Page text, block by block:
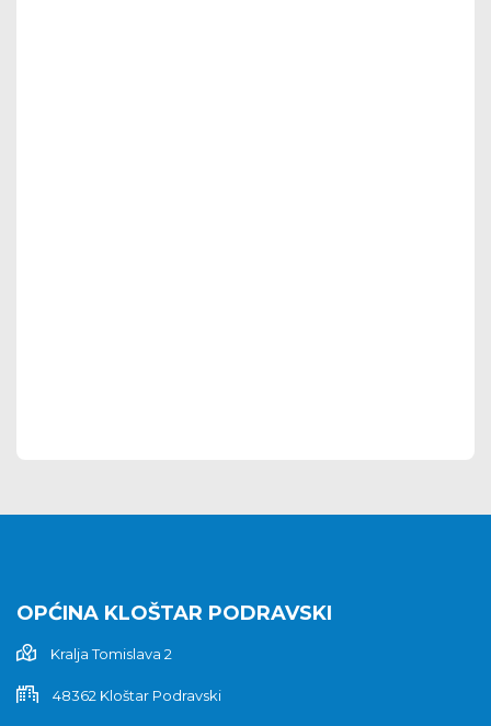
OPĆINA KLOŠTAR PODRAVSKI
Kralja Tomislava 2
48362 Kloštar Podravski